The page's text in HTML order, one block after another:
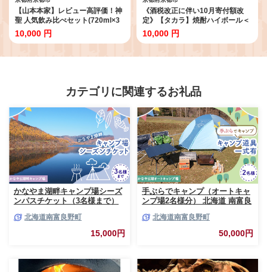
【山本本家】レビュー高評価！神
聖 人気飲み比べセット(720ml×3
本)｜京都 日本酒 ブランド 人気セ
ット［1純米酒 2特別純米原酒(超
お酒 ギフト プレゼント 贈答 お取
10,000 円
《酒税改正に伴い10月寄付額改
定》【タカラ】焼酎ハイボール＜
レモン＞ 24本セット 350ml ［ 京
都 宝酒造 焼酎 ハイボール レモン
チューハイ サワー レモンサワー
10,000 円
カテゴリに関連するお礼品
かなやま湖畔キャンプ場シーズ
ンパスチケット（3名様まで）
なやま湖 宿泊券 入場券 シーズ
北海道南富良野町
15,000円
手ぶらでキャンプ（オートキャ
ンプ場2名様分） 北海道 南富良
かなやま湖 宿泊券 チケット 入
場券 体験チケット ドックラン
北海道南富良野町
50,000円